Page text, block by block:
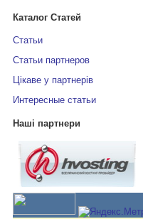
Каталог Статей
Статьи
Статьи партнеров
Цікаве у партнерів
Интересные статьи
Наші партнери